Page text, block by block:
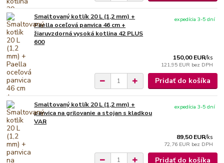
Smaltovaný kotlík 20 L (1,2 mm) +
Paella oceľová panvica 46 cm +
žiaruvzdorná vysoká kotlina 42 PLUS
600
150,00 EUR/ks
121,95 EUR bez DPH
expedícia 3-5 dní
Pridať do košíka
Smaltovaný kotlík 20 L (1,2 mm) +
panvica na grilovanie a stojan s kladkou
VAR
89,50 EUR/ks
72,76 EUR bez DPH
expedícia 3-5 dní
Pridať do košíka